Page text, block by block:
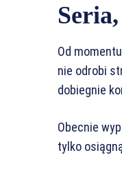
Od
nie odrobi
dobiegnie
Obecnie
tylko